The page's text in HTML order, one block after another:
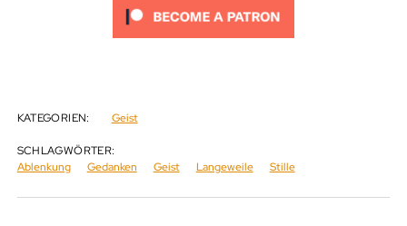
KATEGORIEN: Geist
SCHLAGWÖRTER:
Ablenkung
Gedanken Geist Langeweile Stille